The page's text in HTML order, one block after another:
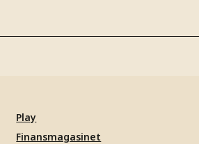
Play
Finansmagasinet